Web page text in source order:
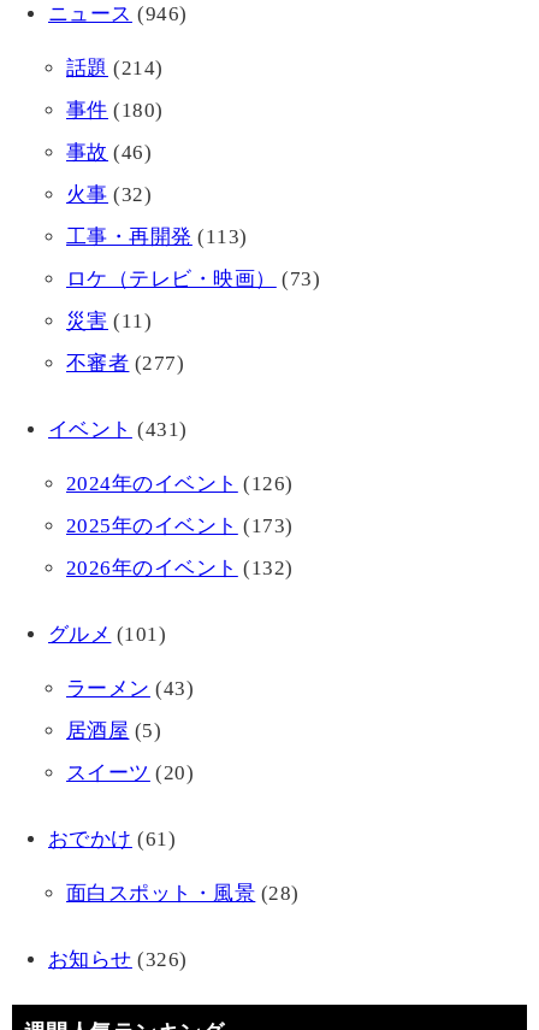
ニュース (946)
話題 (214)
事件 (180)
事故 (46)
火事 (32)
工事・再開発 (113)
ロケ（テレビ・映画）
(73)
災害 (11)
不審者 (277)
イベント (431)
2024年のイベント (126)
2025年のイベント (173)
2026年のイベント (132)
グルメ (101)
ラーメン (43)
居酒屋 (5)
スイーツ (20)
おでかけ (61)
面白スポット・風景 (28)
お知らせ (326)